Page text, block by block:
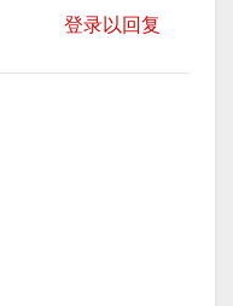
登录以回复